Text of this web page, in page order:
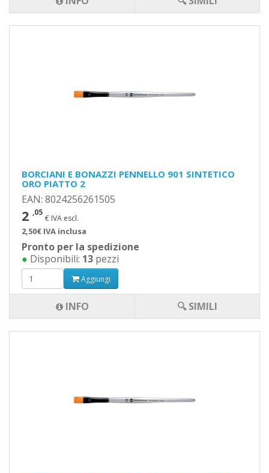
BORCIANI E BONAZZI PENNELLO 901 SINTETICO
ORO PIATTO 2
EAN: 8024256261505
2 ,05
€ IVA escl.
2,50€ IVA inclusa
Pronto per la spedizione
● Disponibili: 13 pezzi
Aggiungi
INFO 🔍 SIMILI